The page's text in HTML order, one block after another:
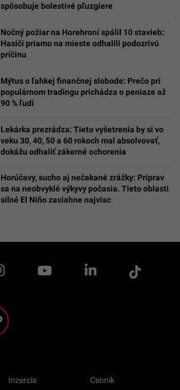
spôsobuje bolestivé pľuzgiere
Nočný požiar na Horehroní spálil 10 stavieb:
Hasiči priamo na mieste odhalili podozrivú
príčinu
Mýtus o ľahkej finančnej slobode: Prečo pri
populárnom tradingu prichádza o peniaze až
90 % ľudí
Lekárka prezrádza: Tieto vyšetrenia by si vo
veku 30, 40, 50 a 60 rokoch mal absolvovať,
dokážu odhaliť zákerné ochorenia
Horúčavy, sucho aj nečakané zrážky: Priprav
sa na neobvyklé výkyvy počasia. Tieto oblasti
silné El Niño zasiahne najviac
Inzercia Cenník